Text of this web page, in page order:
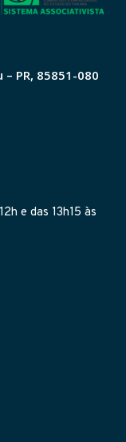
PR, 85851-080
e das 13h15 às